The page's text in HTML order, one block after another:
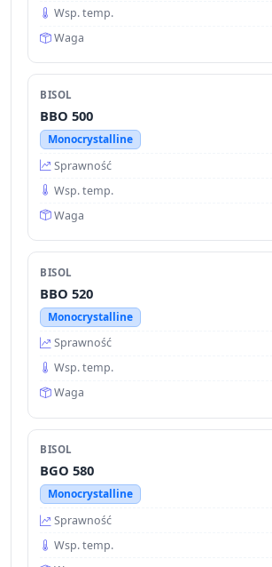
Wsp. temp.
Waga
BISOL
BBO 500
Monocrystalline
Sprawność
Wsp. temp.
Waga
BISOL
BBO 520
Monocrystalline
Sprawność
Wsp. temp.
Waga
BISOL
BGO 580
Monocrystalline
Sprawność
Wsp. temp.